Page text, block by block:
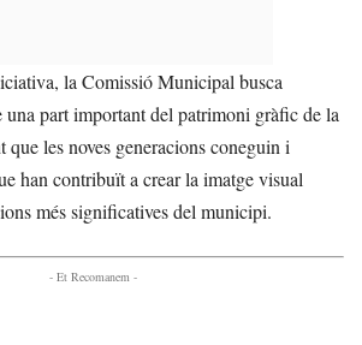
la Comissió Municipal busca
part important del patrimoni gràfic de la
que les noves generacions coneguin i
han contribuït a crear la imatge visual
més significatives del municipi.
- Et Recomanem -